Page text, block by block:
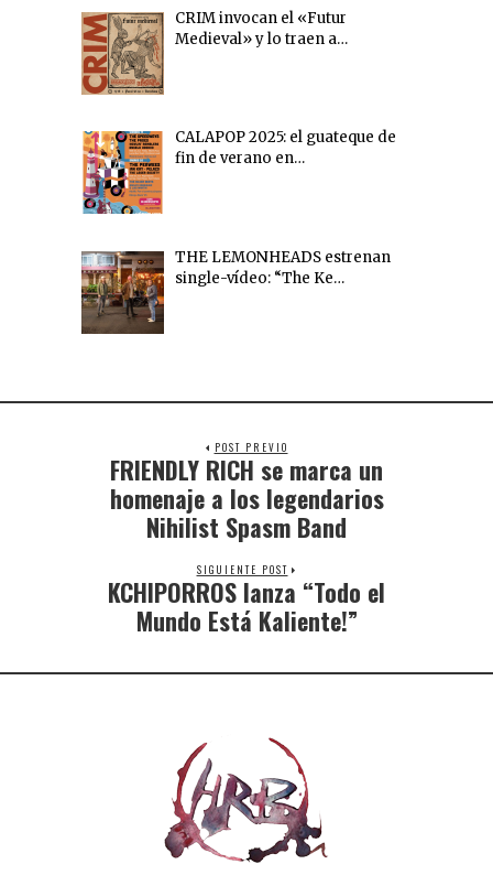
CRIM invocan el «Futur
Medieval» y lo traen a…
CALAPOP 2025: el guateque de
fin de verano en…
THE LEMONHEADS estrenan
single-vídeo: “The Ke…
POST PREVIO
FRIENDLY RICH se marca un
homenaje a los legendarios
Nihilist Spasm Band
SIGUIENTE POST
KCHIPORROS lanza “Todo el
Mundo Está Kaliente!”